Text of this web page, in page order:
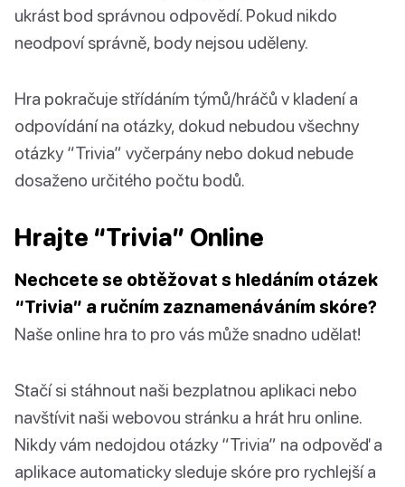
ukrást bod správnou odpovědí. Pokud nikdo
neodpoví správně, body nejsou uděleny.
Hra pokračuje střídáním týmů/hráčů v kladení a
odpovídání na otázky, dokud nebudou všechny
otázky “Trivia” vyčerpány nebo dokud nebude
dosaženo určitého počtu bodů.
Hrajte “Trivia” Online
Nechcete se obtěžovat s hledáním otázek
“Trivia” a ručním zaznamenáváním skóre?
Naše online hra to pro vás může snadno udělat!
Stačí si stáhnout naši bezplatnou aplikaci nebo
navštívit naši webovou stránku a hrát hru online.
Nikdy vám nedojdou otázky “Trivia” na odpověď a
aplikace automaticky sleduje skóre pro rychlejší a